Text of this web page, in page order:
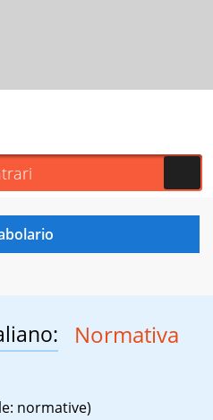
Normativa
normative)